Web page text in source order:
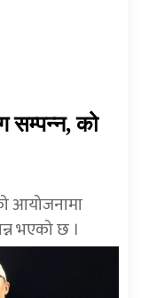
सम्पन्न, को
आयोजनामा
भएको छ ।